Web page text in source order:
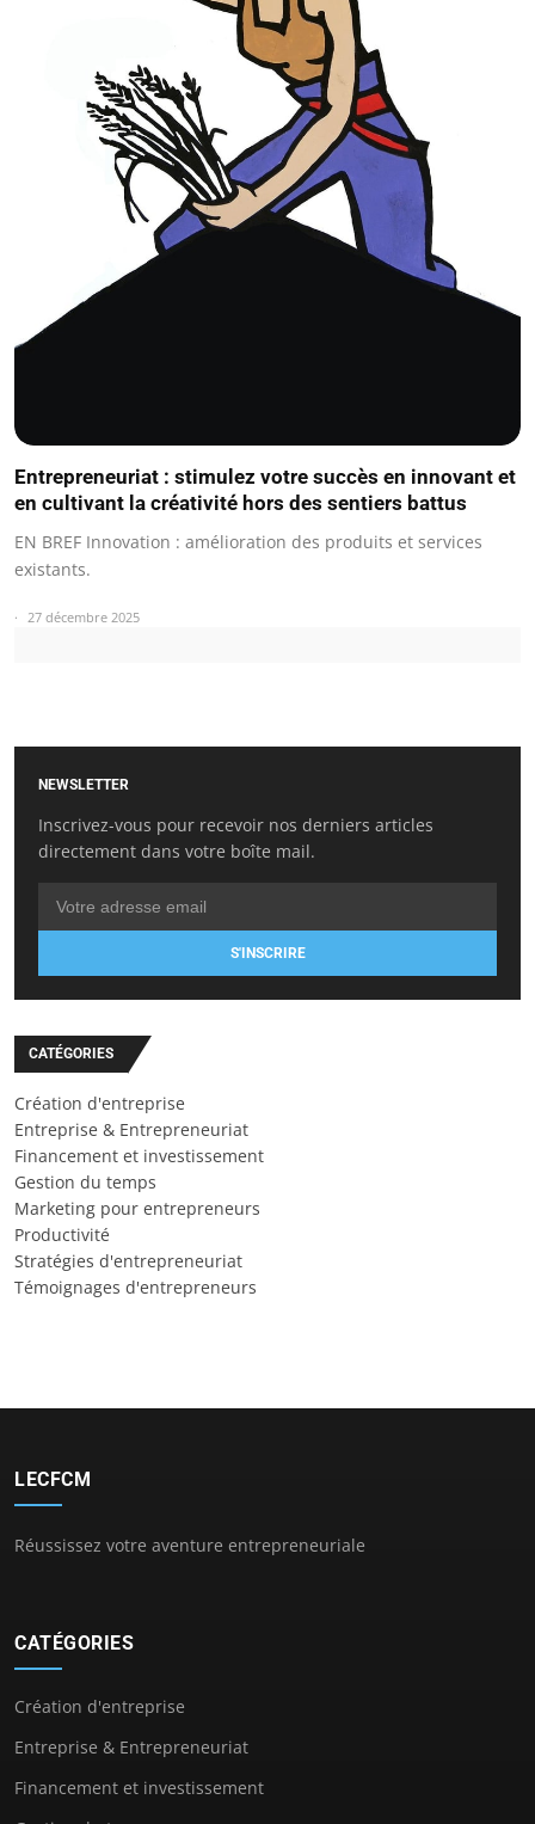
Entrepreneuriat : stimulez votre succès en innovant et
en cultivant la créativité hors des sentiers battus
EN BREF Innovation : amélioration des produits et services
existants.
27 décembre 2025
NEWSLETTER
Inscrivez-vous pour recevoir nos derniers articles
directement dans votre boîte mail.
S'INSCRIRE
CATÉGORIES
Création d'entreprise
Entreprise & Entrepreneuriat
Financement et investissement
Gestion du temps
Marketing pour entrepreneurs
Productivité
Stratégies d'entrepreneuriat
Témoignages d'entrepreneurs
LECFCM
Réussissez votre aventure entrepreneuriale
CATÉGORIES
Création d'entreprise
Entreprise & Entrepreneuriat
Financement et investissement